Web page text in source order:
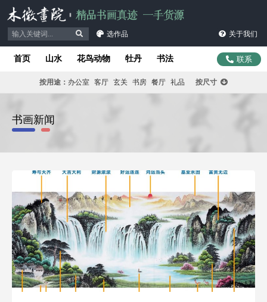
选作品 关于我们
首页 山水 花鸟动物 牡丹 书法 联系
按用途： 办公室 客厅 玄关 书房 餐厅 礼品 按尺寸
书画新闻